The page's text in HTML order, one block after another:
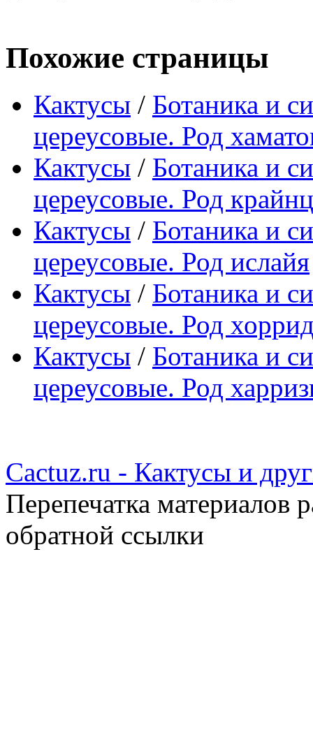
Похожие страницы
Кактусы / Ботаника и
цереусовые. Род
Кактусы / Ботаника и
цереусовые. Род
Кактусы / Ботаника и
цереусовые. Род ислайя
Кактусы / Ботаника и
цереусовые. Род
Кактусы / Ботаника и
цереусовые. Род
Cactuz.ru - Кактусы и
Перепечатка материалов
обратной ссылки